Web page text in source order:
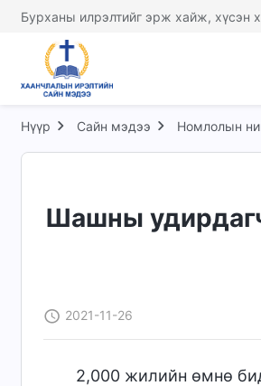
Бурханы илрэлтийг эрж хайж, хүсэн
Нүүр Сайн мэдээ Номлолын
Шашны
2021-11-26
2,000 жилийн өмнө